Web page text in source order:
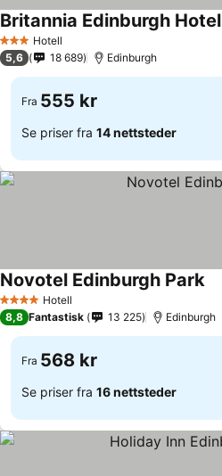
3 StjernerHotell
Britannia Edinburgh Hotel
5,6 18 689 Edinburgh
Fra 555 kr
Se priser fra 14 nettsteder
4 StjernerHotell
Novotel Edinburgh Park
8,8 Fantastisk 13 225 Edinburgh
Fra 568 kr
Se priser fra 16 nettsteder